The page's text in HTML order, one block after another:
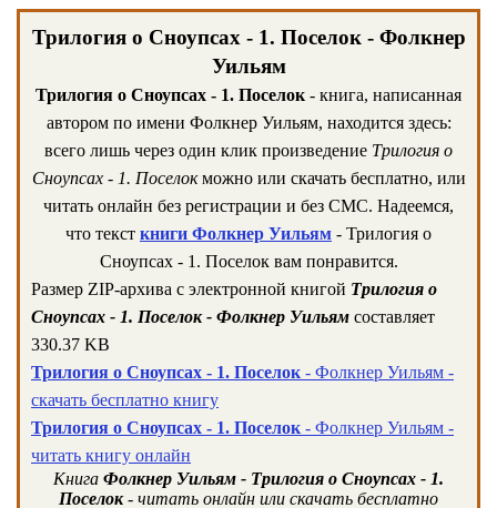
Трилогия о Сноупсах - 1. Поселок - Фолкнер
Уильям
Трилогия о Сноупсах - 1. Поселок - книга, написанная
автором по имени Фолкнер Уильям, находится здесь:
всего лишь через один клик произведение Трилогия о
Сноупсах - 1. Поселокможно или скачать бесплатно, или
читать онлайн без регистрации и без СМС. Надеемся,
что текст книги Фолкнер Уильям - Трилогия о
Сноупсах - 1. Поселок вам понравится.
Размер ZIP-архива c электронной книгой Трилогия о
Сноупсах - 1. Поселок - Фолкнер Уильям составляет
330.37 KB
Трилогия о Сноупсах - 1. Поселок - Фолкнер Уильям -
скачать бесплатно книгу
Трилогия о Сноупсах - 1. Поселок - Фолкнер Уильям -
читать книгу онлайн
Книга Фолкнер Уильям - Трилогия о Сноупсах - 1.
Поселок- читать онлайн или скачать бесплатно